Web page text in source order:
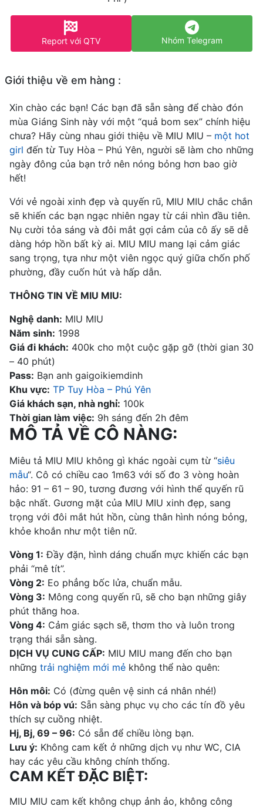
Report với QTV Nhóm Telegram
Giới thiệu về em hàng :
Xin chào các bạn! Các bạn đã sẵn sàng để chào đón
mùa Giáng Sinh này với một “quả bom sex” chính hiệu
chưa? Hãy cùng nhau giới thiệu về MIU MIU – một hot
girl đến từ Tuy Hòa – Phú Yên, người sẽ làm cho những
ngày đông của bạn trở nên nóng bỏng hơn bao giờ
hết!
Với vẻ ngoài xinh đẹp và quyến rũ, MIU MIU chắc chắn
sẽ khiến các bạn ngạc nhiên ngay từ cái nhìn đầu tiên.
Nụ cười tỏa sáng và đôi mắt gợi cảm của cô ấy sẽ dễ
dàng hớp hồn bất kỳ ai. MIU MIU mang lại cảm giác
sang trọng, tựa như một viên ngọc quý giữa chốn phố
phường, đầy cuốn hút và hấp dẫn.
THÔNG TIN VỀ MIU MIU:
Nghệ danh: MIU MIU
Năm sinh: 1998
Giá đi khách: 400k cho một cuộc gặp gỡ (thời gian 30
– 40 phút)
Pass: Bạn anh gaigoikiemdinh
Khu vực: TP Tuy Hòa – Phú Yên
Giá khách sạn, nhà nghỉ: 100k
Thời gian làm việc: 9h sáng đến 2h đêm
MÔ TẢ VỀ CÔ NÀNG:
Miêu tả MIU MIU không gì khác ngoài cụm từ “siêu
mẫu“. Cô có chiều cao 1m63 với số đo 3 vòng hoàn
hảo: 91 – 61 – 90, tương đương với hình thể quyến rũ
bậc nhất. Gương mặt của MIU MIU xinh đẹp, sang
trọng với đôi mắt hút hồn, cùng thân hình nóng bỏng,
khỏe khoắn như một tiên nữ.
Vòng 1: Đầy đặn, hình dáng chuẩn mực khiến các bạn
phải “mê tít”.
Vòng 2: Eo phẳng bốc lửa, chuẩn mẫu.
Vòng 3: Mông cong quyến rũ, sẽ cho bạn những giây
phút thăng hoa.
Vòng 4: Cảm giác sạch sẽ, thơm tho và luôn trong
trạng thái sẵn sàng.
DỊCH VỤ CUNG CẤP: MIU MIU mang đến cho bạn
những trải nghiệm mới mẻ không thể nào quên:
Hôn môi: Có (đừng quên vệ sinh cá nhân nhé!)
Hôn và bóp vú: Sẵn sàng phục vụ cho các tín đồ yêu
thích sự cuồng nhiệt.
Hj, Bj, 69 – 96: Có sẵn để chiều lòng bạn.
Lưu ý: Không cam kết ở những dịch vụ như WC, CIA
hay các yêu cầu không chính thống.
CAM KẾT ĐẶC BIỆT:
MIU MIU cam kết không chụp ảnh ảo, không công